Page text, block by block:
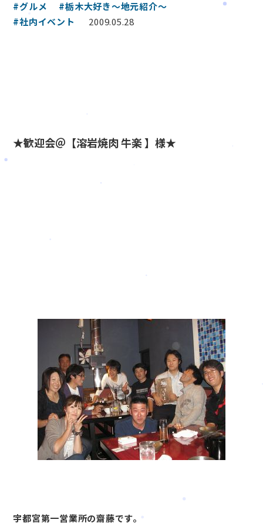
#グルメ
#栃木大好き～地元紹介～
#社内イベント
2009.05.28
★歓迎会＠【溶岩焼肉 牛楽 】様★
宇都宮第一営業所の齋藤です。